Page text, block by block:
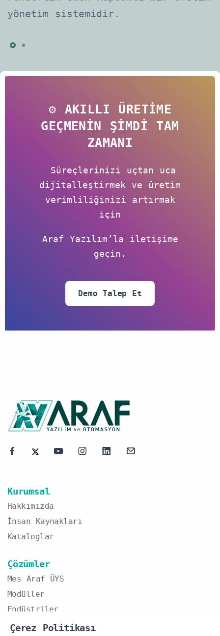
yönetim sistemidir.
⚙️ AKILLI ÜRETIME
GEÇMENIN ŞIMDI TAM
ZAMANI
Süreçlerinizi uçtan uca
dijitalleştirmek ve üretim
verimliliğinizi artırmak
için
Araf Yazılım’la iletişime
geçin.
Demo Talep Et
Kurumsal
Hakkımızda
İnsan Kaynakları
Kataloglar
Çözümler
Mes Araf ÜYS
Modüller
Endüstriler
Çerez Politikası